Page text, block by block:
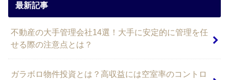
最新記事
不動産の大手管理会社14選！大手に安定的に管理を任
せる際の注意点とは？
ガラボロ物件投資とは？高収益には空室率のコントロ